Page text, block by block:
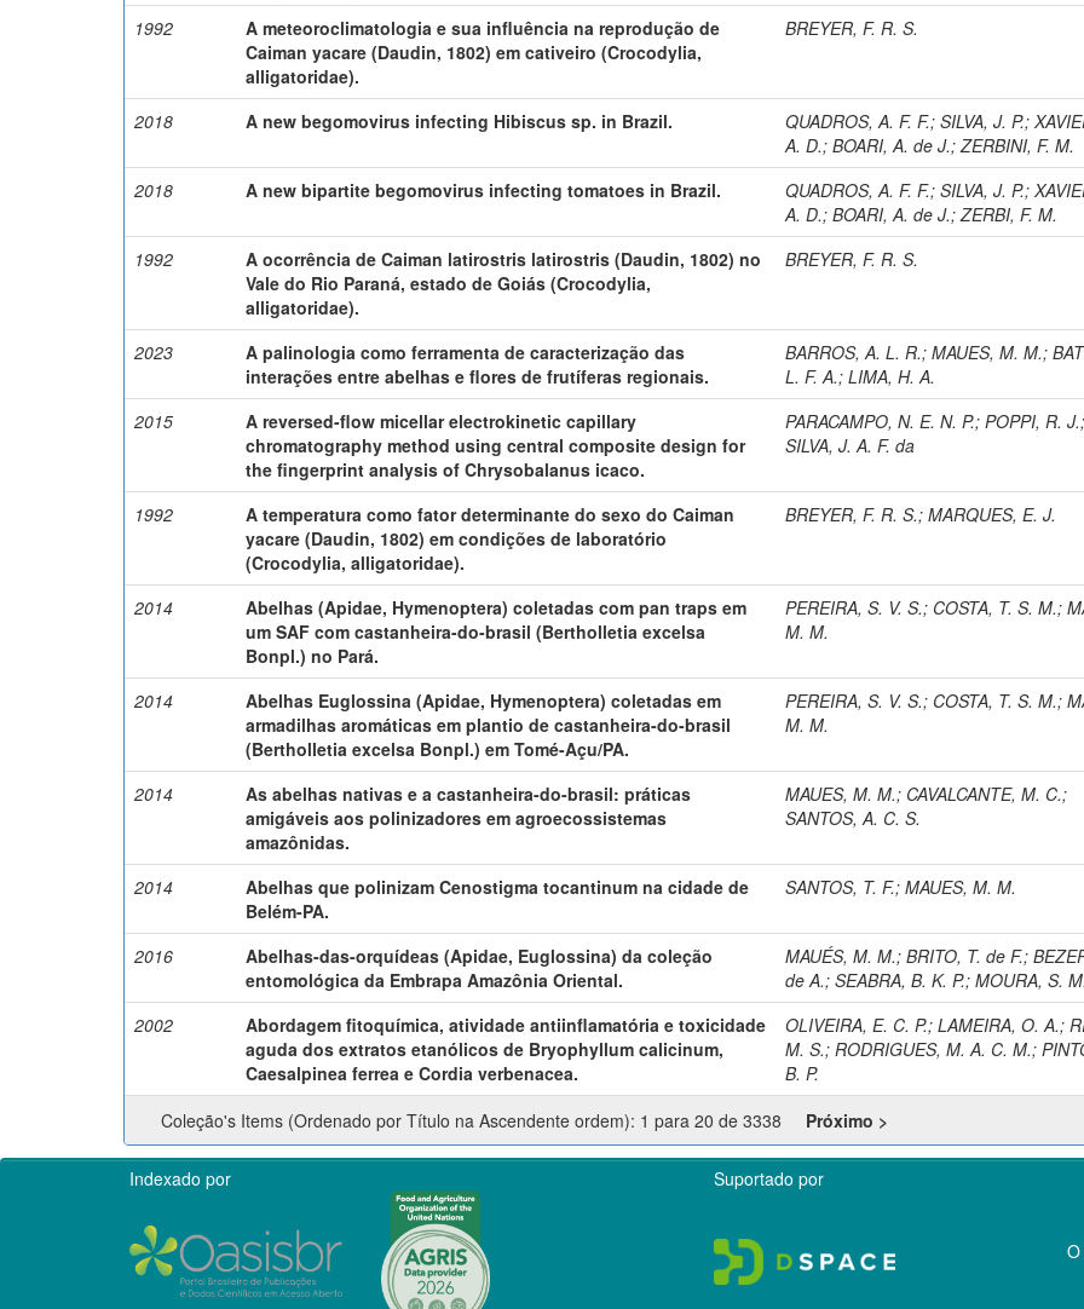
1992
A meteoroclimatologia e sua influência na reprodução de
Caiman yacare (Daudin, 1802) em cativeiro (Crocodylia,
alligatoridae).
BREYER, F. R. S.
2018 A new begomovirus infecting Hibiscus sp. in Brazil. QUADROS, A. F. F.;SILVA, J. P.;
A. D.;BOARI, A. de J.;ZERBINI, F. M.
2018
A new bipartite begomovirus infecting tomatoes in Brazil. QUADROS, A. F. F.;SILVA, J. P.;
A. D.;BOARI, A. de J.;ZERBI, F. M.
1992
A ocorrência de Caiman latirostris latirostris (Daudin, 1802) no
Vale do Rio Paraná, estado de Goiás (Crocodylia,
alligatoridae).
BREYER, F. R. S.
2023
A palinologia como ferramenta de caracterização das
interações entre abelhas e flores de frutíferas regionais.
BARROS, A. L. R.;MAUES, M. M.;
L. F. A.;LIMA, H. A.
2015
A reversed-flow micellar electrokinetic capillary
chromatography method using central composite design for
the fingerprint analysis of Chrysobalanus icaco.
PARACAMPO, N. E. N. P.;POPPI, R. J.;
SILVA, J. A. F. da
1992
A temperatura como fator determinante do sexo do Caiman
yacare (Daudin, 1802) em condições de laboratório
(Crocodylia, alligatoridae).
BREYER, F. R. S.;MARQUES, E. J.
2014
Abelhas (Apidae, Hymenoptera) coletadas com pan traps em
um SAF com castanheira-do-brasil (Bertholletia excelsa
Bonpl.) no Pará.
PEREIRA, S. V. S.; COSTA, T. S. M.;
M. M.
2014
Abelhas Euglossina (Apidae, Hymenoptera) coletadas em
armadilhas aromáticas em plantio de castanheira-do-brasil
(Bertholletia excelsa Bonpl.) em Tomé-Açu/PA.
PEREIRA, S. V. S.; COSTA, T. S. M.;
M. M.
2014
As abelhas nativas e a castanheira-do-brasil: práticas
amigáveis aos polinizadores em agroecossistemas
amazônidas.
MAUES, M. M.; CAVALCANTE, M. C.;
SANTOS, A. C. S.
2014
Abelhas que polinizam Cenostigma tocantinum na cidade de
Belém-PA.
SANTOS, T. F.;MAUES, M. M.
2016
Abelhas-das-orquídeas (Apidae, Euglossina) da coleção
entomológica da Embrapa Amazônia Oriental.
MAUÉS, M. M.;BRITO, T. de F.;
de A.;SEABRA, B. K. P.;MOURA, S.
2002
Abordagem fitoquímica, atividade antiinflamatória e toxicidade
aguda dos extratos etanólicos de Bryophyllum calicinum,
Caesalpinea ferrea e Cordia verbenacea.
OLIVEIRA, E. C. P.;LAMEIRA, O. A.;
M. S.; RODRIGUES, M. A. C. M.;
B. P.
Coleção's Items (Ordenado por Título na Ascendente ordem): 1 para 20 de 3338
Próximo >
Indexado por Suportado por